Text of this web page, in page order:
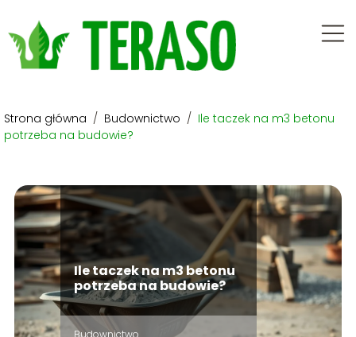
Strona główna / Budownictwo / Ile taczek na m3 betonu
potrzeba na budowie?
Ile taczek na m3 betonu
potrzeba na budowie?
Budownictwo